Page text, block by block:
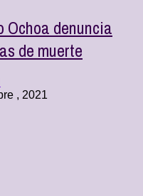
Ochoa denuncia
de muerte
, 2021